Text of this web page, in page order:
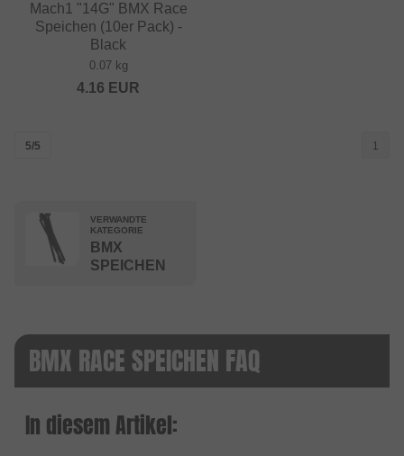
Mach1 "14G" BMX Race
Speichen (10er Pack) -
Black
0.07 kg
4.16 EUR
5/5 1
VERWANDTE
KATEGORIE
BMX
SPEICHEN
BMX RACE SPEICHEN FAQ
In diesem Artikel: